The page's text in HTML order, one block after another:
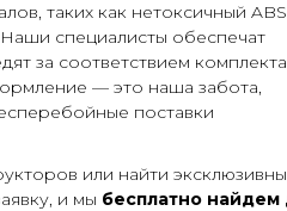
таких как нетоксичный
специалисты обеспечат
за соответствием
— это наша забота,
поставки
или найти
и мы бесплатно найдем